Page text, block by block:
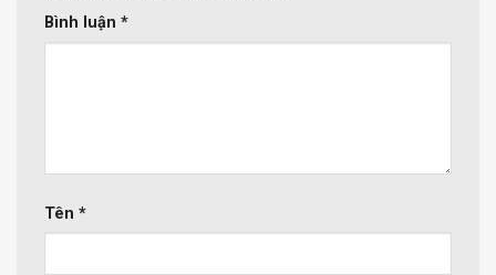
Bình luận *
Tên *